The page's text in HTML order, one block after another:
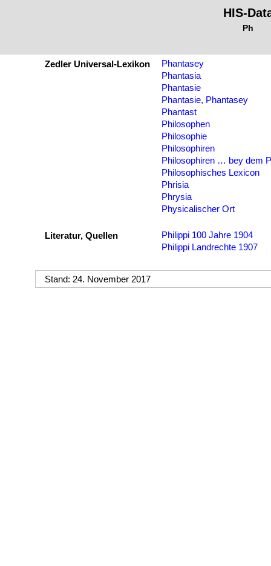
HIS-
Ph
Zedler Universal-Lexikon
Phantasey
Phantasia
Phantasie
Phantasie, Phantasey
Phantast
Philosophen
Philosophie
Philosophiren
Philosophiren … bey dem
Philosophisches Lexicon
Phrisia
Phrysia
Physicalischer Ort
Literatur, Quellen
Philippi 100 Jahre 1904
Philippi Landrechte 1907
Stand: 24. November 2017